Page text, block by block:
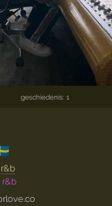
geschiedenis: 1
r&b
r&b